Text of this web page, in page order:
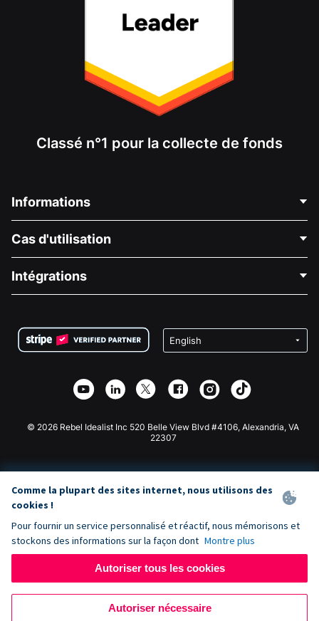
Classé n°1 pour la collecte de fonds
Informations
À propos de nous
Carrières
Confidentialité
Partenariat d'affiliation
Bibliothèque
Cas d'utilisation
Collecte de fonds médicale
Collecte de fonds caritative
Intégrations
Plugin de don Wix
Application de don Webflow
Don Joomla
© 2026 Rebel Idealist Inc 520 Belle View Blvd #4106, Alexandria, VA
22307
Comme la plupart des sites internet, nous utilisons des
cookies !
Pour fournir un service personnalisé et réactif, nous mémorisons et
stockons des informations sur la façon dont Montre plus
Autoriser tous les cookies
Autoriser nécessaire